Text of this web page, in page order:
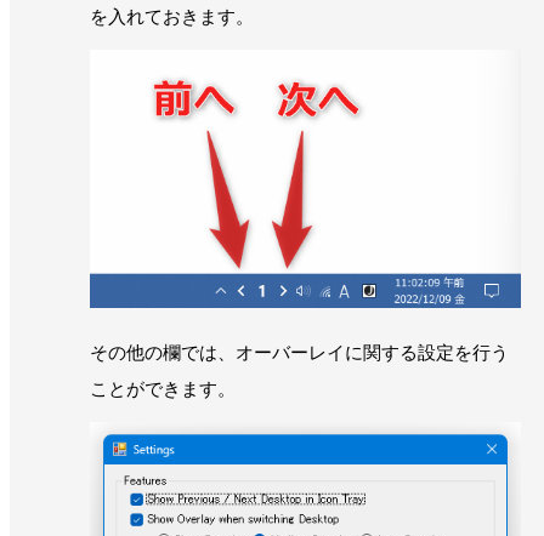
を入れておきます。
その他の欄では、オーバーレイに関する設定を行う
ことができます。